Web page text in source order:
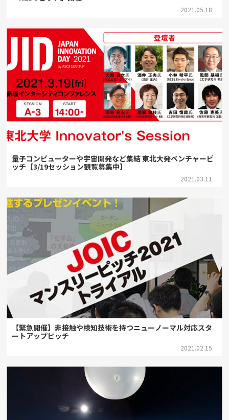
2021.05.18
量子コンピューターや宇宙開発など集結 東北大発ベンチャーピ
ッチ【3/19セッション観覧募集中】
2021.03.11
【緊急開催】非接触や検知技術を持つニューノーマル対応スタ
ートアップピッチ
2021.02.15